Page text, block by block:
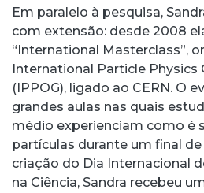
Em paralelo à pesquisa,
com extensão: desde 2008
“International Masterclass”,
International Particle Physics
(IPPOG), ligado ao CERN. O
grandes aulas nas quais
médio experienciam como é
partículas durante um final
criação do Dia Internacional
na Ciência, Sandra recebeu